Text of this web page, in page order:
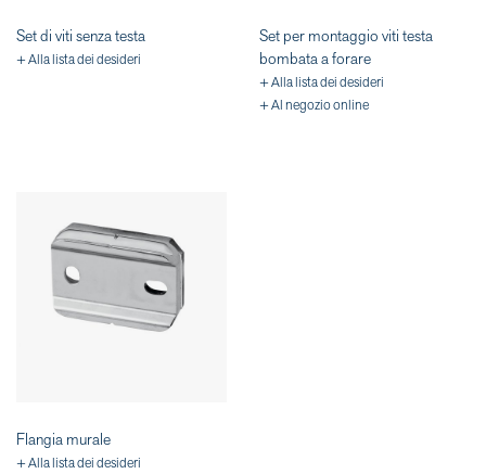
Set di viti senza testa
+ Alla lista dei desideri
Set per montaggio viti testa
bombata a forare
+ Alla lista dei desideri
+ Al negozio online
Flangia murale
+ Alla lista dei desideri